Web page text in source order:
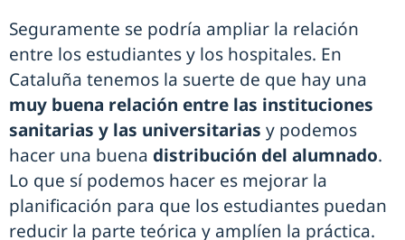
Seguramente se podría ampliar la relación
entre los estudiantes y los hospitales. En
Cataluña tenemos la suerte de que hay una
muy buena relación entre las instituciones
sanitarias y las universitarias y podemos
hacer una buena distribución del alumnado.
Lo que sí podemos hacer es mejorar la
planificación para que los estudiantes puedan
reducir la parte teórica y amplíen la práctica.